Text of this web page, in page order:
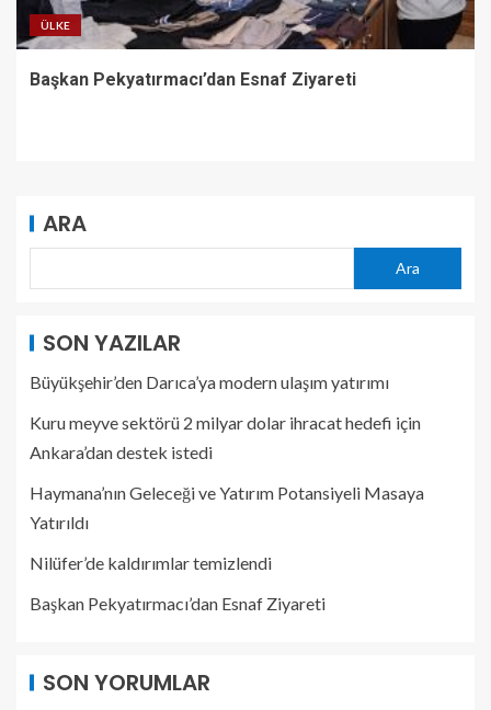
ÜLKE
Başkan Pekyatırmacı’dan Esnaf Ziyareti
ARA
Ara
SON YAZILAR
Büyükşehir’den Darıca’ya modern ulaşım yatırımı
Kuru meyve sektörü 2 milyar dolar ihracat hedefi için
Ankara’dan destek istedi
Haymana’nın Geleceği ve Yatırım Potansiyeli Masaya
Yatırıldı
Nilüfer’de kaldırımlar temizlendi
Başkan Pekyatırmacı’dan Esnaf Ziyareti
SON YORUMLAR